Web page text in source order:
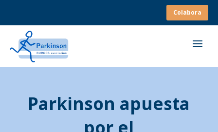
Colabora
Parkinson apuesta
por el